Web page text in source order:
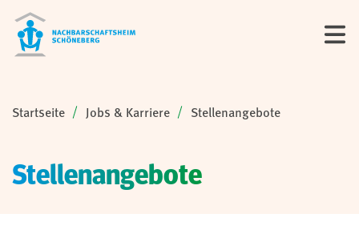
Sie sind hier:
Startseite Jobs & Karriere Stellenangebote
Stellenangebote